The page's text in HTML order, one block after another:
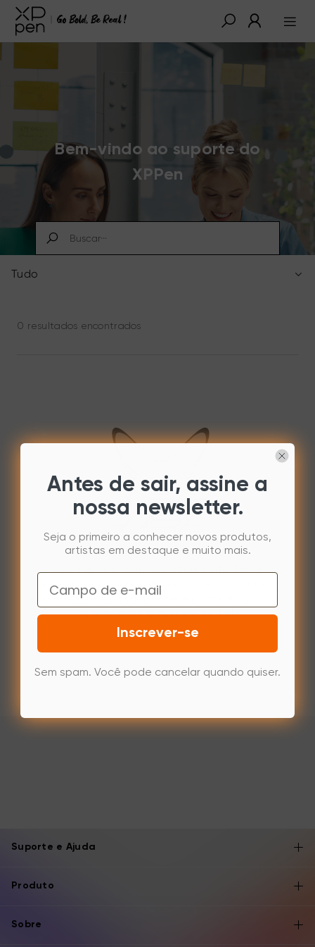
Bem-vindo ao suporte do
XPPen
Tudo
0 resultados encontrados
pesquisar por outra palavra-chave. Caso não
encontre o que procura, entre
que teremos prazer em ajudar!
Suporte e Ajuda
Produto
Sobre
Antes de sair, assine a
nossa newsletter.
Seja o primeiro a conhecer novos produtos,
artistas em destaque e muito mais.
Email
Inscrever-se
Sem spam. Você pode cancelar quando quiser.